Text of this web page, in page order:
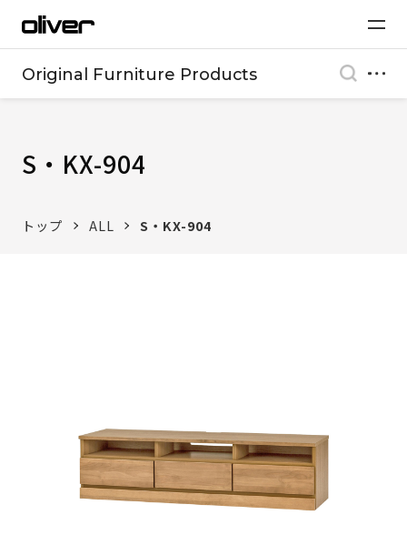
Original Furniture Products
S・KX-904
トップ ALL S・KX-904